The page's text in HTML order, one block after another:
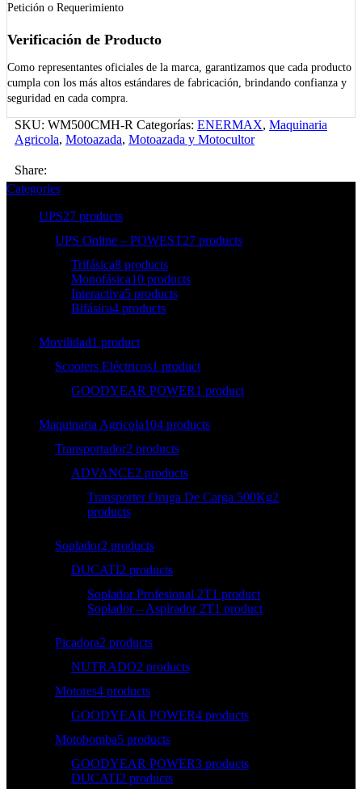
Petición o Requerimiento
Verificación de Producto
Como representantes oficiales de la marca, garantizamos que cada producto
cumpla con los más altos estándares de fabricación, brindando confianza y
seguridad en cada compra.
SKU: WM500CMH-R Categorías: ENERMAX, Maquinaria
Agricola, Motoazada, Motoazada y Motocultor
Share:
Categories
UPS27 products
UPS Online – POWEST27 products
Trifásica8 products
Monofásica10 products
Interactiva5 products
Bifásica4 products
Movilidad1 product
Scooters Eléctricos1 product
GOODYEAR POWER1 product
Maquinaria Agricola104 products
Transportador2 products
ADVANCE2 products
Transporter Oruga De Carga 500Kg2
products
Soplador2 products
DUCATI2 products
Soplador Profesional 2T1 product
Soplador – Aspirador 2T1 product
Picadora2 products
NUTRADO2 products
Motores4 products
GOODYEAR POWER4 products
Motobomba5 products
GOODYEAR POWER3 products
DUCATI2 products